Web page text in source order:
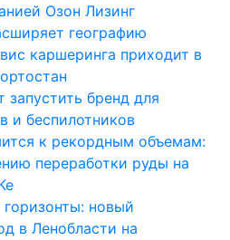
Озон Лизинг
географию
каршеринга приходит в
запустить бренд для
и беспилотников
к рекордным объемам:
переработки руды на
новый
в Ленобласти на